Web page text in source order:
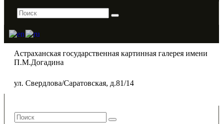
Астраханская государственная картинная галерея имени
П.М.Догадина​
ул. Свердлова/Саратовская, д.81/14